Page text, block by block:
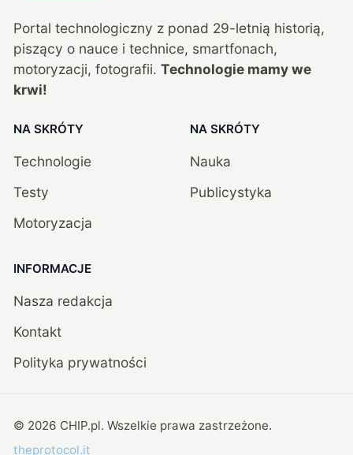
Portal technologiczny z ponad 29-letnią historią,
piszący o nauce i technice, smartfonach,
motoryzacji, fotografii. Technologie mamy we
krwi!
NA SKRÓTY
Technologie
Testy
Motoryzacja
NA SKRÓTY
Nauka
Publicystyka
INFORMACJE
Nasza redakcja
Kontakt
Polityka prywatności
© 2026 CHIP.pl. Wszelkie prawa zastrzeżone.
theprotocol.it